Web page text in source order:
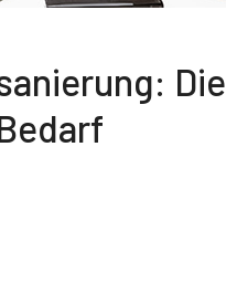
Die